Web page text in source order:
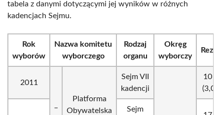
tabela z danymi dotyczącymi jej wyników w różnych
kadencjach Sejmu.
Rok
wyborów
Nazwa komitetu
wyborczego
Rodzaj
organu
Okręg
wyborczy
2011
Platforma
Obywatelska
Sejm VII
kadencji
10
Sejm